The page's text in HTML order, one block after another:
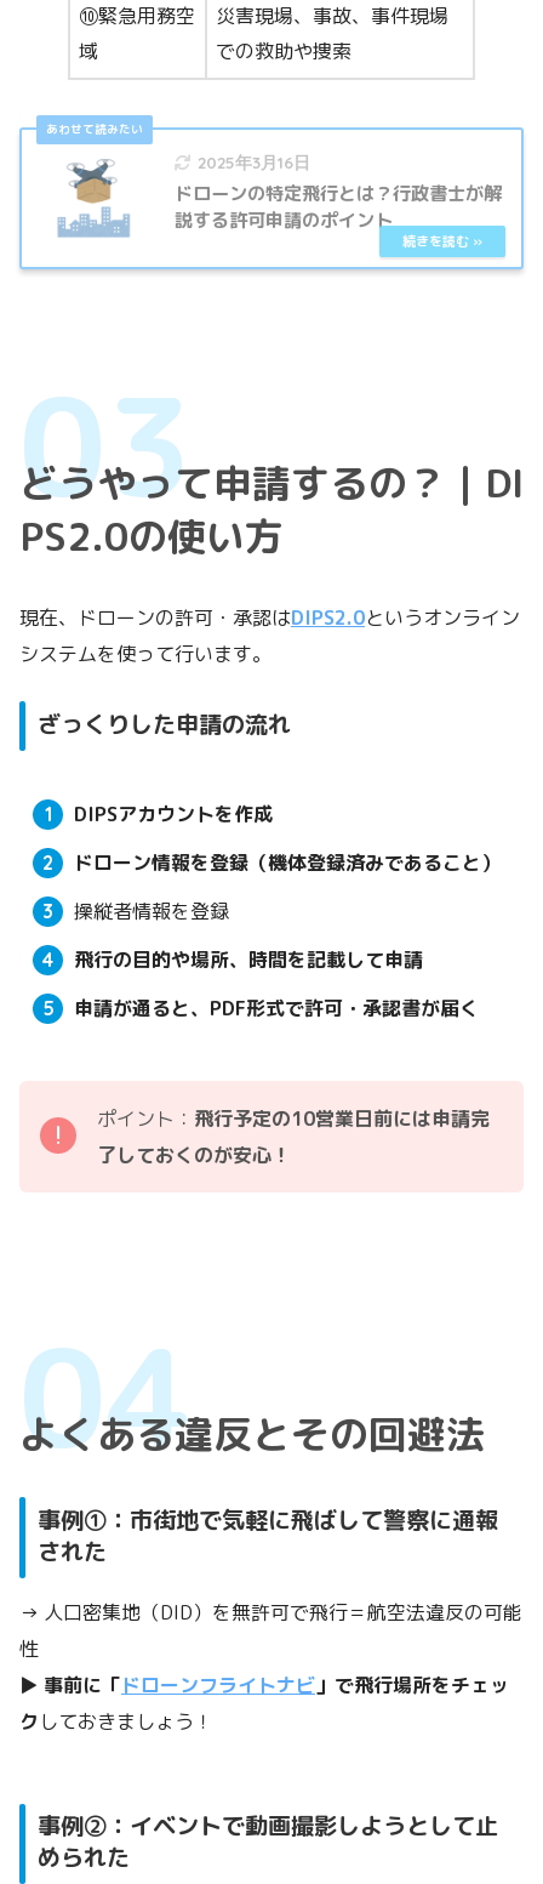
⑩緊急用務空
域
災害現場、事故、事件現場
での救助や捜索
2025年3月16日
ドローンの特定飛行とは？行政書士が解
説する許可申請のポイント
どうやって申請するの？｜DI
PS2.0の使い方
現在、ドローンの許可・承認はDIPS2.0というオンライン
システムを使って行います。
ざっくりした申請の流れ
DIPSアカウントを作成
ドローン情報を登録（機体登録済みであること）
操縦者情報を登録
飛行の目的や場所、時間を記載して申請
申請が通ると、PDF形式で許可・承認書が届く
ポイント： 飛行予定の10営業日前には申請完
了しておくのが安心！
よくある違反とその回避法
事例①：市街地で気軽に飛ばして警察に通報
された
→ 人口密集地（DID）を無許可で飛行＝航空法違反の可能
性
▶ 事前に「ドローンフライトナビ 」で飛行場所をチェッ
ク しておきましょう！
事例②：イベントで動画撮影しようとして止
められた